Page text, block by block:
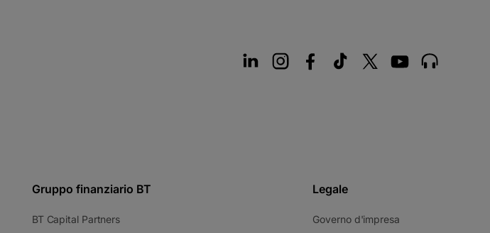
Gruppo finanziario BT
BT Capital Partners
Legale
Governo d'impresa